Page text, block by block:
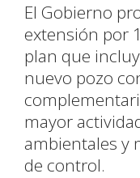
El Gobierno
extensión por
plan que
nuevo pozo
mayor
ambientales y
de control.